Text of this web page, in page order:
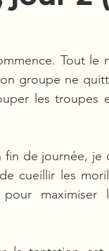
Tout le
groupe ne
les troupes
de journée, je
cueillir les
maximiser